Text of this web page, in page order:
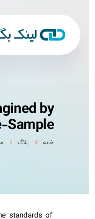
by
Sample
خانه بلاگ
standards of